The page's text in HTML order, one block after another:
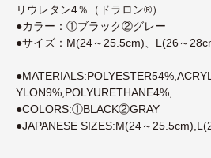
リウレタン4％（ドラロン®）
●カラー：①ブラック②グレー
●サイズ：M(24～25.5cm)、L(26～
YLON9%,POLYURETHANE4%,
●COLORS:①BLACK②GRAY
●JAPANESE SIZES:M(24～